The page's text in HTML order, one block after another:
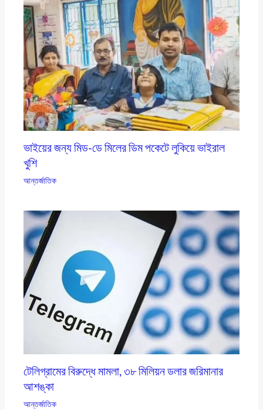
ভাইয়ের জন্য মিড-ডে মিলের ডিম পকেটে লুকিয়ে ভাইরাল
খুশি
আন্তর্জাতিক
টেলিগ্রামের বিরুদ্ধে মামলা, ৩৮ মিলিয়ন ডলার জরিমানার
আশঙ্কা
আন্তর্জাতিক